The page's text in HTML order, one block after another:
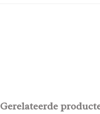
Gerelateerde